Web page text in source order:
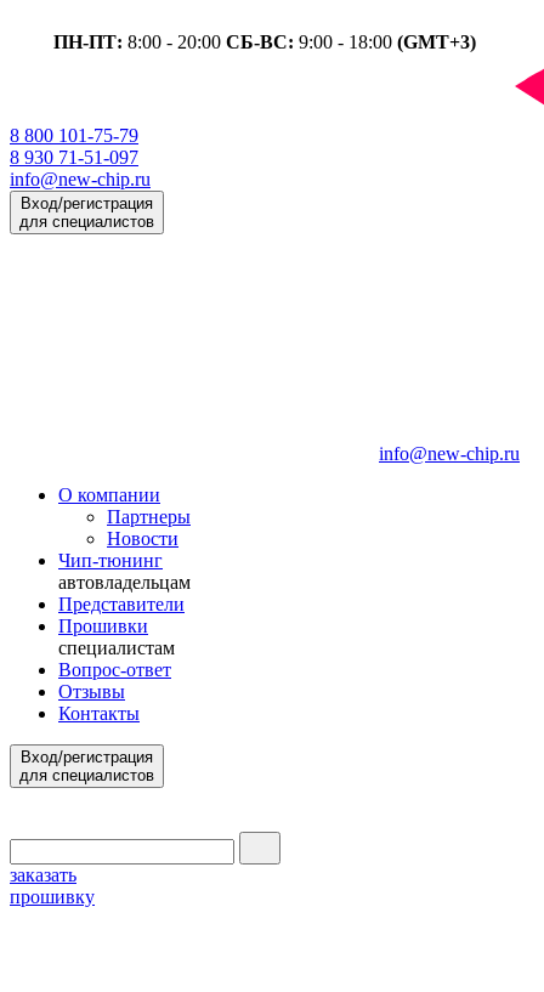
ПН-ПТ: 8:00 - 20:00 СБ-ВС: 9:00 - 18:00 (GMT+3)
8 800 101-75-79
8 930 71-51-097
info@new-chip.ru
Вход/регистрация
для специалистов
info@new-chip.ru
О компании
Партнеры
Новости
Чип-тюнинг
автовладельцам
Представители
Прошивки
специалистам
Вопрос-ответ
Отзывы
Контакты
Вход/регистрация
для специалистов
заказать
прошивку